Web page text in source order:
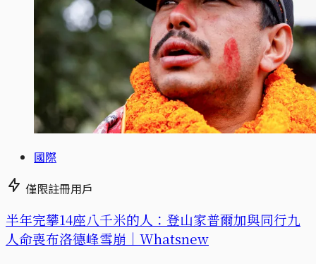
國際
僅限註冊用戶
半年完攀14座八千米的人：登山家普爾加與同行九
人命喪布洛德峰雪崩｜Whatsnew